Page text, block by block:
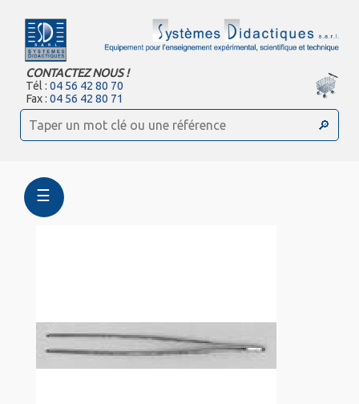
CONTACTEZ NOUS !
Tél :04 56 42 80 70
Fax :04 56 42 80 71
☰